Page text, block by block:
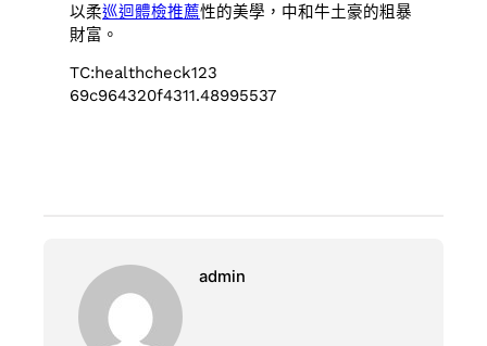
以柔巡迴體檢推薦性的美學，中和牛土豪的粗暴
財富。
TC:healthcheck123
69c964320f4311.48995537
admin